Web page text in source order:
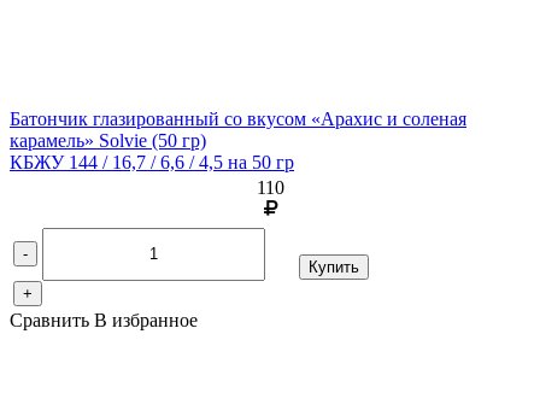
Батончик глазированный со вкусом «Арахис и соленая
карамель» Solvie (50 гр)
КБЖУ 144 / 16,7 / 6,6 / 4,5 на 50 гр
110
-
+
Купить
Сравнить В избранное